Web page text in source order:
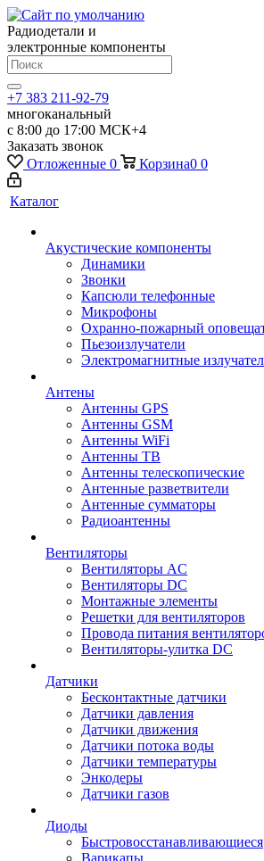
Радиодетали и
электронные компоненты
+7 383 211-92-79
многоканальный
с 8:00 до 17:00 МСК+4
Заказать звонок
Отложенные 0 Корзина0 0
Каталог
Акустические компоненты
Динамики
Звонки
Капсюли телефонные
Микрофоны
Охранно-пожарный
Пьезоизлучатели
Электромагнитные
Антены
Антенны GPS
Антенны GSM
Антенны WiFi
Антенны ТВ
Антенны телескопические
Антенные разветвители
Антенные сумматоры
Радиоантенны
Вентиляторы
Вентиляторы AC
Вентиляторы DC
Монтажные элементы
Решетки для вентиляторов
Провода питания
Вентиляторы-улитка DC
Датчики
Бесконтактные датчики
Датчики давления
Датчики движения
Датчики потока воды
Датчики температуры
Энкодеры
Датчики газов
Диоды
Быстровосстанавливающиеся
Варикапы